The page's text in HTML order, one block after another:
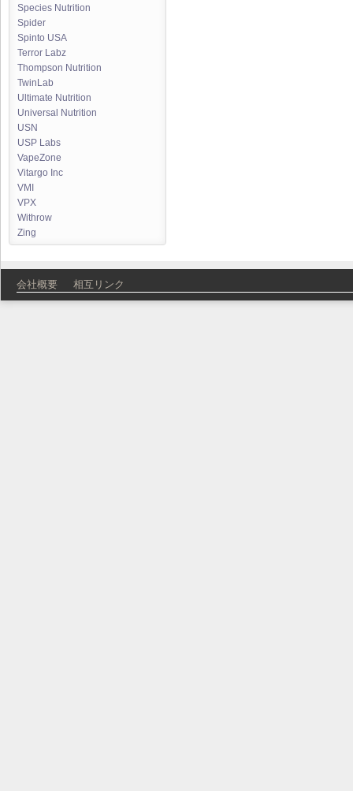
Species Nutrition
Spider
Spinto USA
Terror Labz
Thompson Nutrition
TwinLab
Ultimate Nutrition
Universal Nutrition
USN
USP Labs
VapeZone
Vitargo Inc
VMI
VPX
Withrow
Zing
会社概要 相互リンク